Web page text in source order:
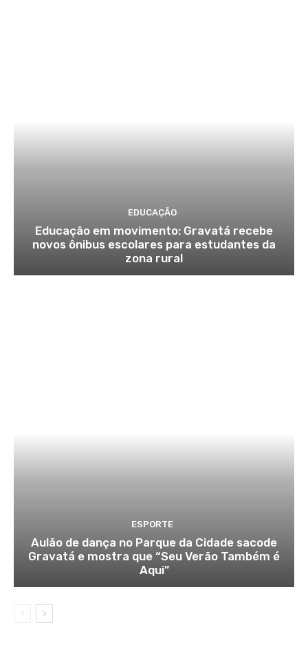
EDUCAÇÃO
Educação em movimento: Gravatá recebe
novos ônibus escolares para estudantes da
zona rural
ESPORTE
Aulão de dança no Parque da Cidade sacode
Gravatá e mostra que “Seu Verão Também é
Aqui”